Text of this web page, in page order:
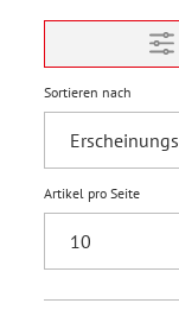
Sortieren nach
Artikel pro Seite